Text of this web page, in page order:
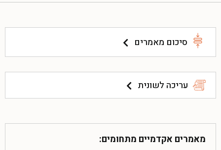
סיכום מאמרים
עריכה לשונית
מאמרים אקדמיים מתחומים: